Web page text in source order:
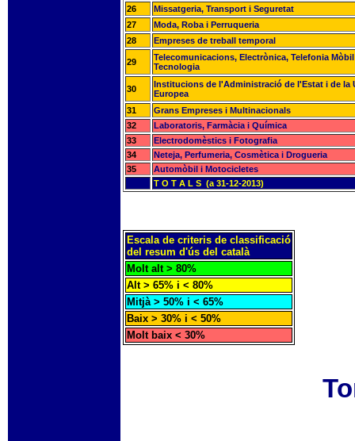
26
Missatgeria, Transport i Seguretat
27
Moda, Roba i Perruqueria
28
Empreses de treball temporal
29
Telecomunicacions, Electrònica, Telefonia
Tecnologia
30
Institucions de l'Administració de l'Estat i de la
Europea
31
Grans Empreses i Multinacionals
32
Laboratoris, Farmàcia i Química
33
Electrodomèstics i Fotografia
34
Neteja, Perfumeria, Cosmètica i Drogueria
35
Automòbil i Motocicletes
T O T A L S (a 31-12-2013)
Escala de criteris de classificació
del resum d'ús del català
Molt alt > 80%
Alt > 65% i < 80%
Mitjà > 50% i < 65%
Baix > 30% i < 50%
Molt baix < 30%